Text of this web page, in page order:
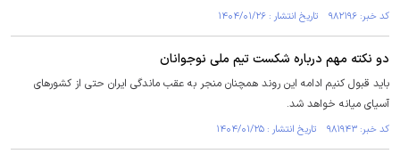
کد خبر: ۹۸۲۱۹۶ تاریخ انتشار : ۱۴۰۴/۰۱/۲۶
دو نکته مهم درباره شکست تیم ملی نوجوانان
باید قبول کنیم ادامه این روند همچنان منجر به عقب ماندگی ایران حتی از کشورهای
آسیای میانه خواهد شد.
کد خبر: ۹۸۱۹۴۳ تاریخ انتشار : ۱۴۰۴/۰۱/۲۵